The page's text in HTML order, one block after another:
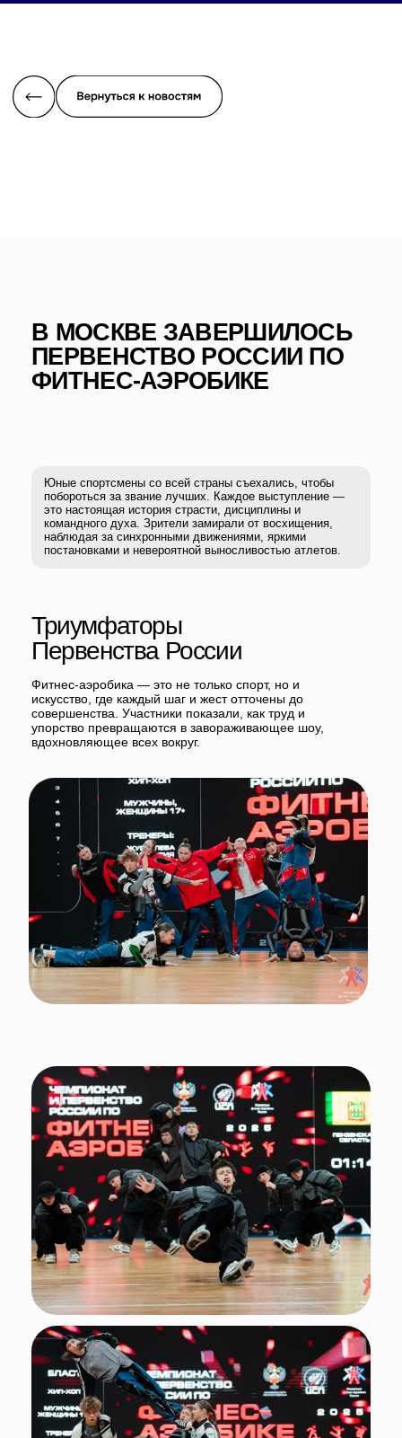
побороться за звание лучших. Каждое выступление —
это настоящая история страсти, дисциплины и
командного духа. Зрители замирали от восхищения,
наблюдая за синхронными движениями, яркими
Фитнес-аэробика — это не только спорт, но и
искусство, где каждый шаг и жест отточены до
совершенства. Участники показали, как труд и
упорство превращаются в завораживающее шоу,
вдохновляющее всех вокруг.